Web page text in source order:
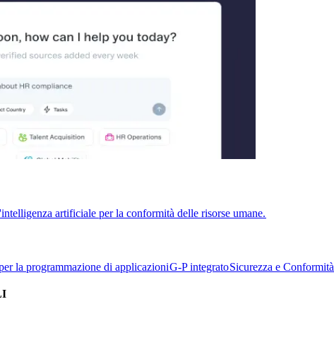
artificiale per la conformità delle risorse umane.​​
la programmazione di applicazioni​​G-P integrato​​Sicurezza e Conformità​​